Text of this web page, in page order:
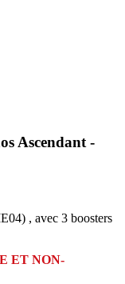
Ascendant -
, avec 3 boosters
ET NON-